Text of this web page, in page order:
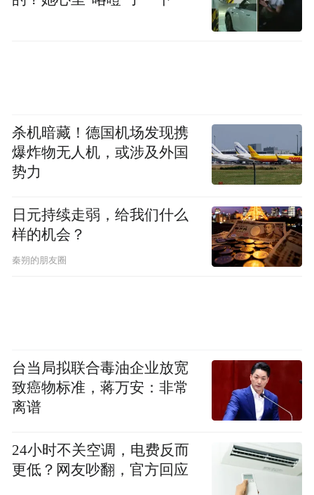
杀机暗藏！德国机场发现携
爆炸物无人机，或涉及外国
势力
日元持续走弱，给我们什么
样的机会？
秦朔的朋友圈
台当局拟联合毒油企业放宽
致癌物标准，蒋万安：非常
离谱
24小时不关空调，电费反而
更低？网友吵翻，官方回应